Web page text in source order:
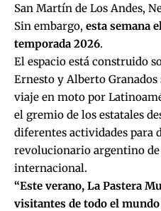
San Martín de Los Andes,
Sin embargo, esta semana
temporada 2026.
El espacio está construido
Ernesto y Alberto
viaje en moto por
el gremio de los estatales
diferentes actividades para
revolucionario argentino de
internacional.
“Este verano, La Pastera
visitantes de todo el